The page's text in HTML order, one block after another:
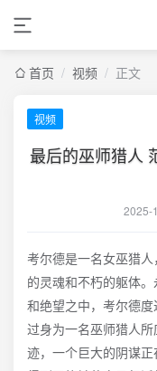
首页 / 视频 / 正文
视频
最后的巫师猎人
2025-
考尔德是一名女巫猎
的灵魂和不朽的躯体
和绝望之中，考尔德
过身为一名巫师猎人
迹，一个巨大的阴谋